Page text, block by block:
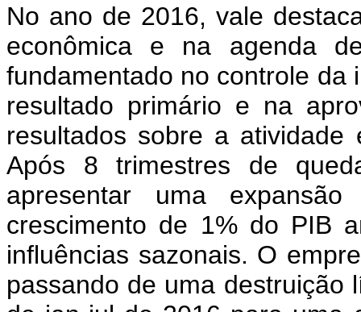
No ano de 2016, vale
econômica e na agenda
fundamentado no controle da
resultado primário e na
resultados sobre a atividade
Após 8 trimestres de
apresentar uma
crescimento de 1% do PIB
influências sazonais. O
passando de uma destruição